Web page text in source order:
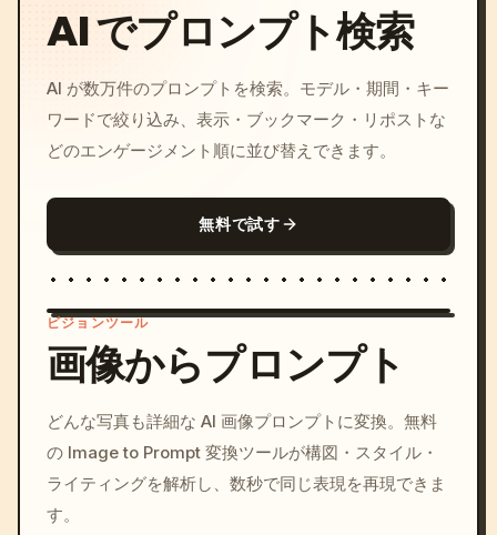
AI でプロンプト検索
AI が数万件のプロンプトを検索。モデル・期間・キー
ワードで絞り込み、表示・ブックマーク・リポストな
どのエンゲージメント順に並び替えできます。
無料で試す
c, cyberpunk sunset, neon
colors, 8k --v 6.0
ビジョンツール
画像からプロンプト
どんな写真も詳細な AI 画像プロンプトに変換。無料
の Image to Prompt 変換ツールが構図・スタイル・
ライティングを解析し、数秒で同じ表現を再現できま
す。